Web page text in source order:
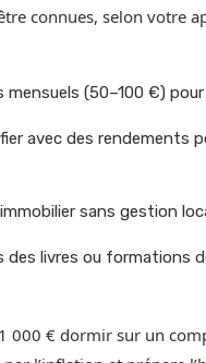
connues, selon votre
mensuels (50–100 €) pour
avec des rendements
sans gestion
des livres ou formations
000 € dormir sur un